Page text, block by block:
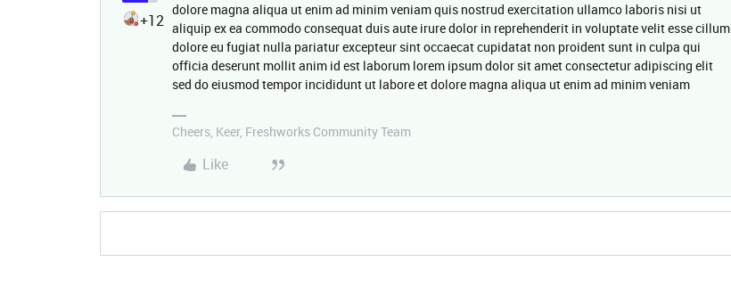
+12
dolore magna aliqua ut enim ad minim veniam quis nostrud exercitation ullamco laboris nisi ut
aliquip ex ea commodo consequat duis aute irure dolor in reprehenderit in voluptate velit esse cillum
dolore eu fugiat nulla pariatur excepteur sint occaecat cupidatat non proident sunt in culpa qui
officia deserunt mollit anim id est laborum lorem ipsum dolor sit amet consectetur adipiscing elit
sed do eiusmod tempor incididunt ut labore et dolore magna aliqua ut enim ad minim veniam
Cheers, Keer, Freshworks Community Team
Like